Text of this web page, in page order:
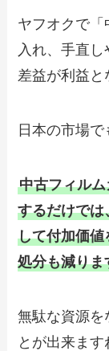
ヤフオクで
入れ、手直
差益が利益と
日本の市場で
中古フィル
するだけでは
して付加価値
処分も減りま
無駄な資源を
とが出来ます